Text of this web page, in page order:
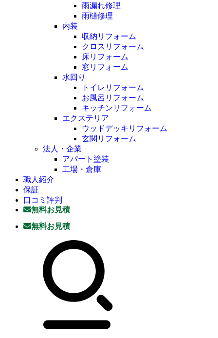
雨漏れ修理
雨樋修理
内装
収納リフォーム
クロスリフォーム
床リフォーム
窓リフォーム
水回り
トイレリフォーム
お風呂リフォーム
キッチンリフォーム
エクステリア
ウッドデッキリフォーム
玄関リフォーム
法人・企業
アパート塗装
工場・倉庫
職人紹介
保証
口コミ評判
無料お見積
無料お見積